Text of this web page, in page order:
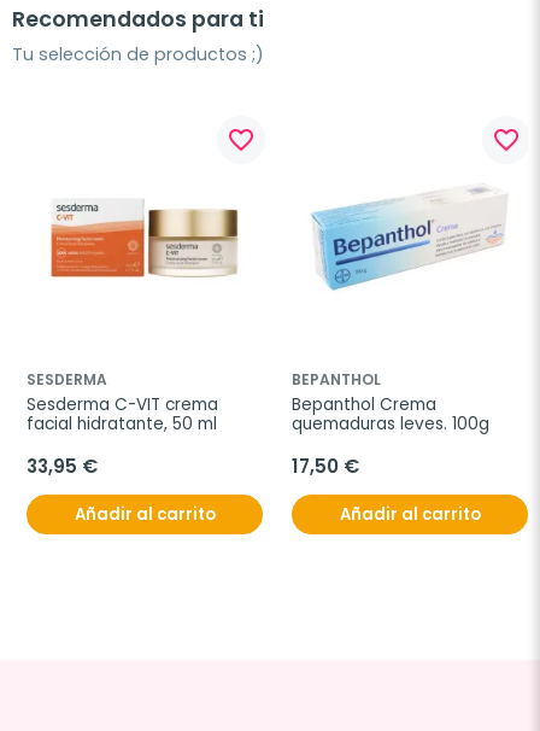
Recomendados para ti
Tu selección de productos ;)
favorite_border
SESDERMA
Sesderma C-VIT crema
facial hidratante, 50 ml
33,95 €
Añadir al carrito
favorite_border
BEPANTHOL
Bepanthol Crema
quemaduras leves. 100g
17,50 €
Añadir al carrito